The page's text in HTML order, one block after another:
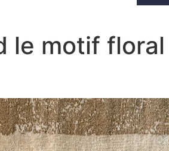
le motif